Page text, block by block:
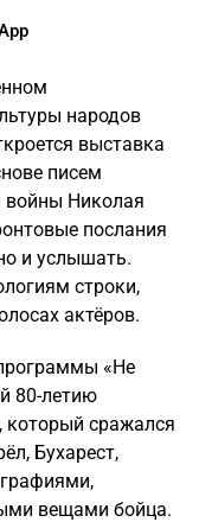
народов
выставка
писем
войны Николая
послания
и услышать.
строки,
актёров.
«Не
80-летию
сражался
Бухарест,
вещами бойца.